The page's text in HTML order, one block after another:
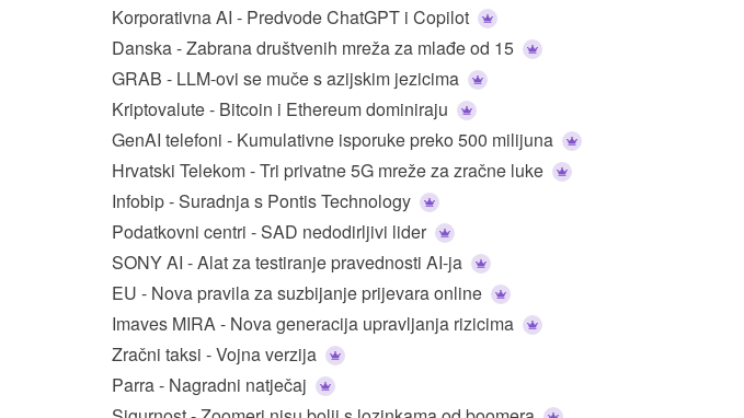
Korporativna AI - Predvode ChatGPT i Copilot
Danska - Zabrana društvenih mreža za mlađe od 15
GRAB - LLM-ovi se muče s azijskim jezicima
Kriptovalute - Bitcoin i Ethereum dominiraju
GenAI telefoni - Kumulativne isporuke preko 500 milijuna
Hrvatski Telekom - Tri privatne 5G mreže za zračne luke
Infobip - Suradnja s Pontis Technology
Podatkovni centri - SAD nedodirljivi lider
SONY AI - Alat za testiranje pravednosti AI-ja
EU - Nova pravila za suzbijanje prijevara online
Imaves MIRA - Nova generacija upravljanja rizicima
Zračni taksi - Vojna verzija
Parra - Nagradni natječaj